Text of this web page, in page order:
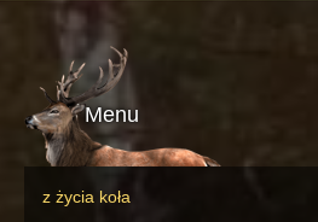
Menu
z życia koła